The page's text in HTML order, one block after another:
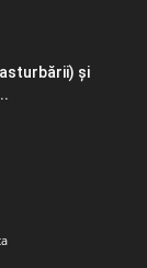
şi